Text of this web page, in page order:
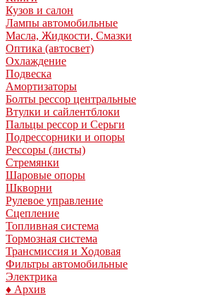
Кузов и салон
Лампы автомобильные
Масла, Жидкости, Смазки
Оптика (автосвет)
Охлаждение
Подвеска
Амортизаторы
Болты рессор центральные
Втулки и сайлентблоки
Пальцы рессор и Серьги
Подрессорники и опоры
Рессоры (листы)
Стремянки
Шаровые опоры
Шкворни
Рулевое управление
Сцепление
Топливная система
Тормозная система
Трансмиссия и Ходовая
Фильтры автомобильные
Электрика
♦ Архив